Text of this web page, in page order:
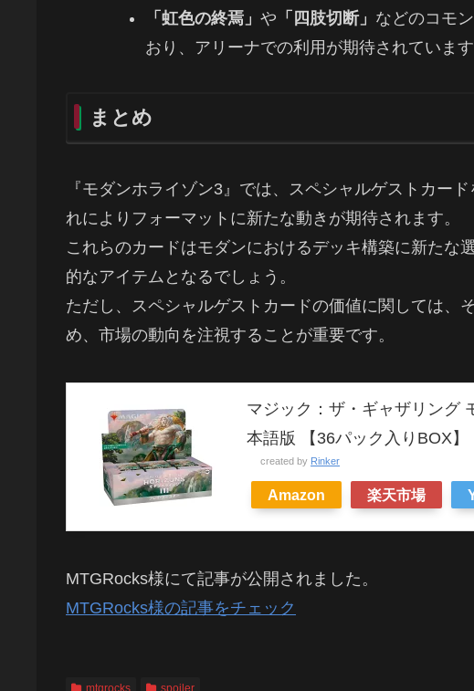
「虹色の終焉」や 「四肢切断」 などのコモ
おり、アリーナでの利用が期待されています
まとめ
『モダンホライゾン3』では、スペシャルゲストカー
れによりフォーマットに新たな動きが期待されます。
これらのカードはモダンにおけるデッキ構築に新たな
的なアイテムとなるでしょう。
ただし、スペシャルゲストカードの価値に関しては、
め、市場の動向を注視することが重要です。
マジック：ザ・ギャザリング
本語版 【36パック入りBOX】
created by Rinker
Amazon 楽天市場
MTGRocks様にて記事が公開されました。
MTGRocks様の記事をチェック